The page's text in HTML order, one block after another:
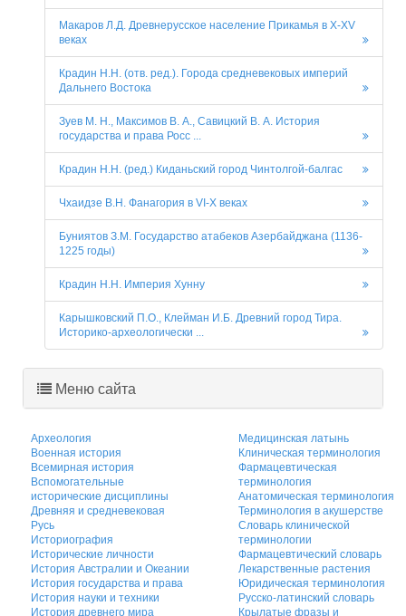
Макаров Л.Д. Древнерусское население Прикамья в X-XV
веках
Крадин Н.Н. (отв. ред.). Города средневековых империй
Дальнего Востока
Зуев М. Н., Максимов В. А., Савицкий В. А. История
государства и права Росс ...
Крадин Н.Н. (ред.) Киданьский город Чинтолгой-балгас
Чхаидзе В.Н. Фанагория в VI-X веках
Буниятов З.М. Государство атабеков Азербайджана (1136-
1225 годы)
Крадин Н.Н. Империя Хунну
Карышковский П.О., Клейман И.Б. Древний город Тира.
Историко-археологически ...
Меню сайта
Археология
Военная история
Всемирная история
Вспомогательные
исторические дисциплины
Древняя и средневековая
Русь
Историография
Исторические личности
История Австралии и Океании
История государства и права
История науки и техники
История древнего мира
Медицинская латынь
Клиническая терминология
Фармацевтическая
терминология
Анатомическая терминология
Терминология в акушерстве
Словарь клинической
терминологии
Фармацевтический словарь
Лекарственные растения
Юридическая терминология
Русско-латинский словарь
Крылатые фразы и